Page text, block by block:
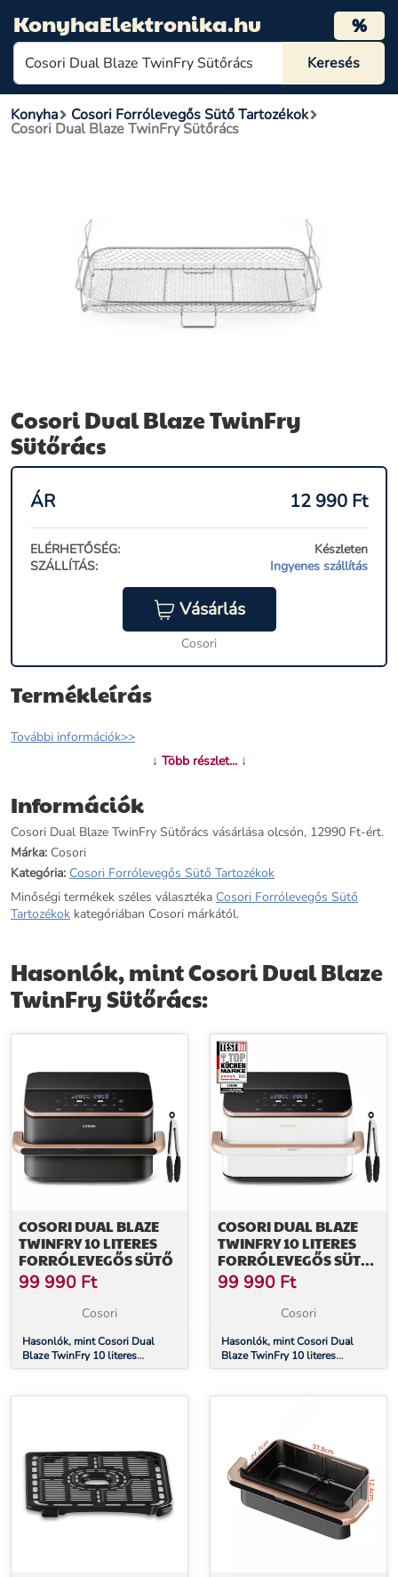
KonyhaElektronika.hu %
Konyha Cosori Forrólevegős Sütő Tartozékok
Cosori Dual Blaze TwinFry Sütőrács
Cosori Dual Blaze TwinFry
Sütőrács
ÁR 12 990 Ft
ELÉRHETŐSÉG:
Készleten
SZÁLLÍTÁS:
Ingyenes szállítás
Vásárlás
Cosori
Termékleírás
További információk>>
↓ Több részlet... ↓
Információk
Cosori Dual Blaze TwinFry Sütőrács vásárlása olcsón, 12990 Ft-ért.
Márka: Cosori
Kategória: Cosori Forrólevegős Sütő Tartozékok
Minőségi termékek széles választéka Cosori Forrólevegős Sütő
Tartozékok kategóriában Cosori márkától.
Hasonlók, mint Cosori Dual Blaze
TwinFry Sütőrács:
COSORI DUAL BLAZE
TWINFRY 10 LITERES
FORRÓLEVEGŐS SÜTŐ
99 990 Ft
Cosori
Hasonlók, mint Cosori Dual
Blaze TwinFry 10 literes
Forrólevegős Sütő
COSORI DUAL BLAZE
TWINFRY 10 LITERES
FORRÓLEVEGŐS SÜTŐ
FEHÉR SZÍNBEN
99 990 Ft
Cosori
Hasonlók, mint Cosori Dual
Blaze TwinFry 10 literes
Forrólevegős Sütő fehér színben